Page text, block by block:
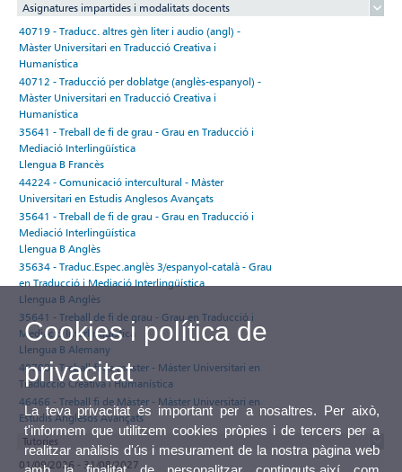
Asignatures impartides i modalitats docents
40719 - Traducc. altres gèn liter i audio (angl) -
Màster Universitari en Traducció Creativa i
Humanística
40712 - Traducció per doblatge (anglès-espanyol) -
Màster Universitari en Traducció Creativa i
Humanística
35641 - Treball de fi de grau - Grau en Traducció i
Mediació Interlingüística
Llengua B Francès
44224 - Comunicació intercultural - Màster
Universitari en Estudis Anglesos Avançats
35641 - Treball de fi de grau - Grau en Traducció i
Mediació Interlingüística
Llengua B Anglès
35634 - Traduc.Espec.anglès 3/espanyol-català - Grau
en Traducció i Mediació Interlingüística
Llengua B Anglès
35641 - Treball de fi de grau - Grau en Traducció i
Mediació Interlingüística
Llengua B Alemany
40708 - Treball fi de màster - Màster Universitari en
Traducció Creativa i Humanística
46466 - Treball fi de Màster - Màster Universitari en
Estudis Anglesos Avançats
Tutories
01/09/2026 - 31/08/2027
Cookies i política de
privacitat
La teva privacitat és important per a nosaltres. Per això,
t'informem que utilitzem cookies pròpies i de tercers per a
realitzar anàlisis d'ús i mesurament de la nostra pàgina web